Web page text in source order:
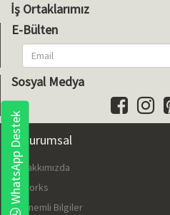
WhatsApp Destek
İş Ortaklarımız
E-Bülten
Sosyal Medya
Kurumsal
Hakkımızda
Works
Önemli Bilgiler